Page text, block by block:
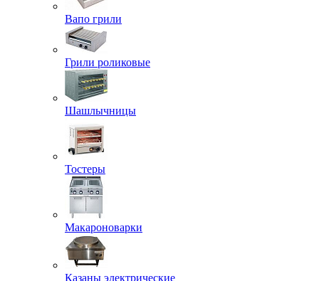
Вапо грили
Грили роликовые
Шашлычницы
Тостеры
Макароноварки
Казаны электрические